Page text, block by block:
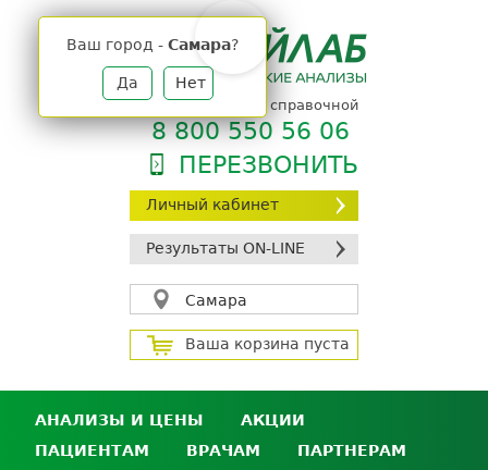
Личный кабинет
Результаты ON-LINE
Самара
Ваш город - Самара?
Да Нет
Ваша корзина пуста
телефон единой справочной
8 800 550 56 06
ПЕРЕЗВОНИТЬ
АНАЛИЗЫ И ЦЕНЫ
Анализы и цены
АКЦИИ
ПАЦИЕНТАМ
ВРАЧАМ ПАРТНЕРАМ